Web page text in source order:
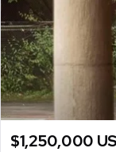
$1,250,000